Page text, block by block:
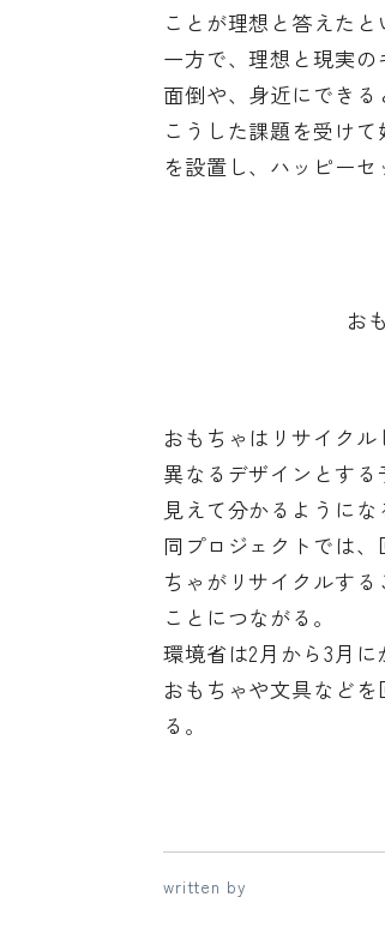
ことが理想と答えたと
一方で、理想と現実
面倒や、身近にできる
こうした課題を受け
を設置し、ハッピーセ
お
おもちゃはリサイク
異なるデザインとす
見えて分かるようにな
同プロジェクトでは
ちゃがリサイクルす
ことにつながる。
環境省は2月から3月
おもちゃや文具など
る。
written by